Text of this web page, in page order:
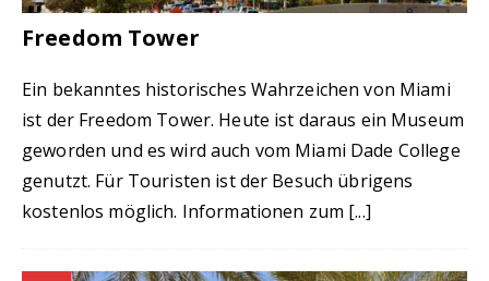
Freedom Tower
Ein bekanntes historisches Wahrzeichen von Miami
ist der Freedom Tower. Heute ist daraus ein Museum
geworden und es wird auch vom Miami Dade College
genutzt. Für Touristen ist der Besuch übrigens
kostenlos möglich. Informationen zum [...]